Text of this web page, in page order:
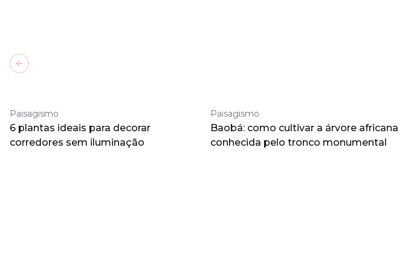
Paisagismo
6 plantas ideais para decorar
corredores sem iluminação
Paisagismo
Baobá: como cultivar a árvore africana
conhecida pelo tronco monumental
Previous slide